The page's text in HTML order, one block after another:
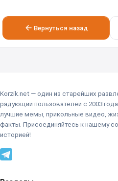
Вернуться назад
Korzik.net — один из старейших
радующий пользователей с 2003
лучшие мемы, прикольные видео,
факты. Присоединяйтесь к нашему
историей!